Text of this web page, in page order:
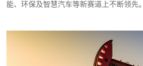
能、环保及智慧汽车等新赛道上不断领先。